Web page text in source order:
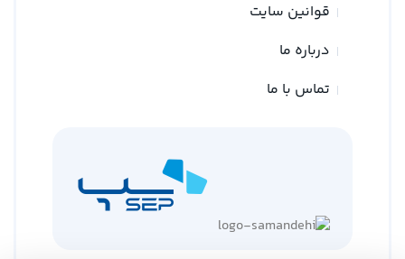
قوانین سایت
درباره ما
تماس با ما